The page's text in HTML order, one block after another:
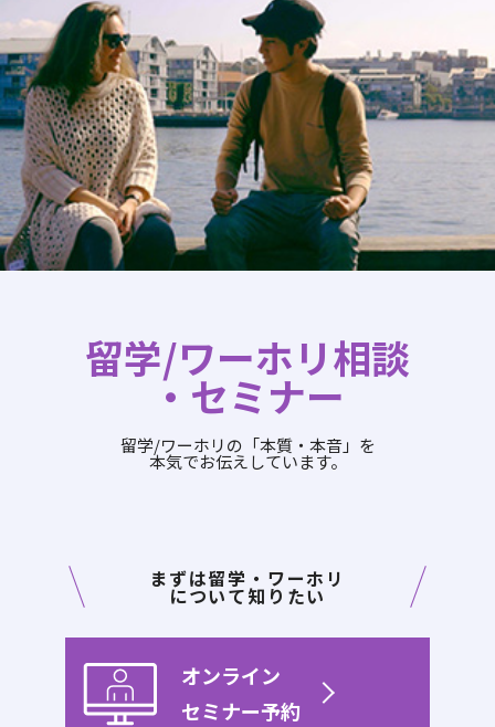
留学/ワーホリ相談
・セミナー
留学/ワーホリの「本質・本音」を
本気でお伝えしています。
まずは留学・ワーホリ
について知りたい
オンライン
セミナー予約